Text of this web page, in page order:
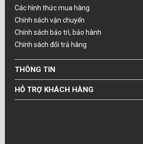
Các hình thức mua hàng
Chính sách vận chuyển
Chính sách bảo trì, bảo hành
Chính sách đổi trả hàng
THÔNG TIN
HỖ TRỢ KHÁCH HÀNG